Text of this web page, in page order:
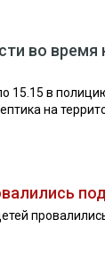
во время
15.15 в
на